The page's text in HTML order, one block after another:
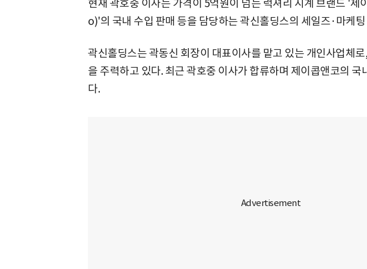
현재 곽호중 이사는 가격이 5억원이 넘는 럭셔리 시계 브랜드 '
o)'의 국내 수입 판매 등을 담당하는 곽신홀딩스의 세일즈·마케
곽신홀딩스는 곽동신 회장이 대표이사를 맡고 있는 개인사업체
을 주력하고 있다. 최근 곽호중 이사가 합류하며 제이콥앤코의 국
다.